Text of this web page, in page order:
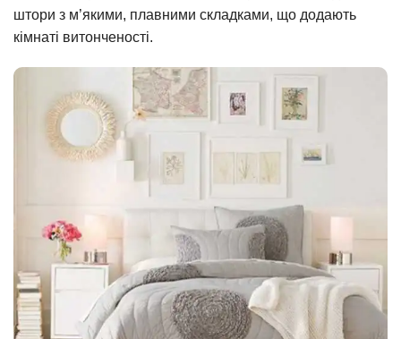
штори з м’якими, плавними складками, що додають
кімнаті витонченості.